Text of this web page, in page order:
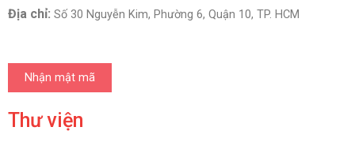
Địa chỉ: Số 30 Nguyễn Kim, Phường 6, Quận 10, TP. HCM
Nhận mật mã
Thư viện